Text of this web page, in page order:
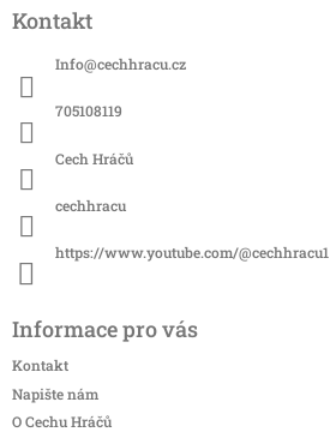
pKontakt
Info@cechhracu.cz
705108119
Cech Hráčů
cechhracu
https://www.youtube.com/@cechhracu1
Informace pro vás
Kontakt
Napište nám
O Cechu Hráčů